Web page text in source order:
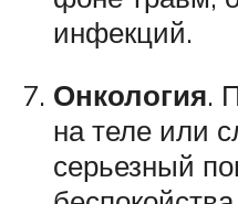
инфекций.
Онкология.
на теле или
серьезный